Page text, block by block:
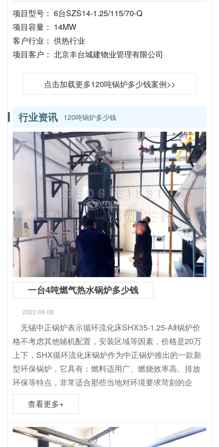
项目型号： 6台SZS14-1.25/115/70-Q
项目容量： 14MW
客户行业： 供热行业
项目客户： 北京丰台城建物业管理有限公司
点击加载更多120吨锅炉多少钱案例>>
行业资讯 120吨锅炉多少钱
一台4吨燃气热水锅炉多少钱
2022-06-08
无锡中正锅炉表示循环流化床SHX35-1.25-AⅡ锅炉价
格不考虑其他辅机配置，安装区域等因素，价格是20万
上下，SHX循环流化床锅炉作为中正锅炉推出的一款新
型环保锅炉，它具有：燃料适用广、燃烧效率高、排放
环保等特点，非常适合那些当地对环境要求苛刻的企
查看更多+